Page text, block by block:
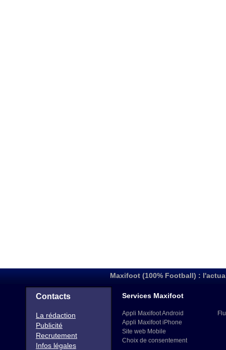
Maxifoot (100% Football) :
Contacts
La rédaction
Publicité
Recrutement
Infos légales
Services Maxifoot
Appli Maxifoot Android
Appli Maxifoot iPhone
Site web Mobile
Choix de consentement